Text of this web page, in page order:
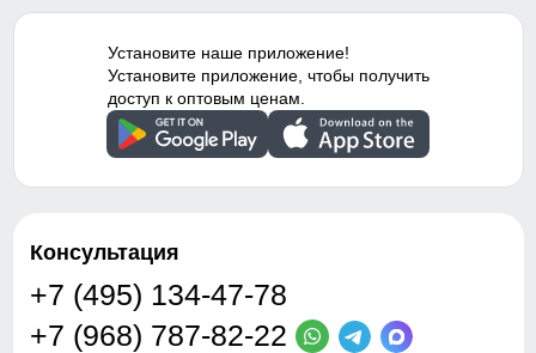
Установите наше приложение!
Установите приложение, чтобы получить
доступ к оптовым ценам.
Консультация
+7 (495) 134-47-78
+7 (968) 787-82-22